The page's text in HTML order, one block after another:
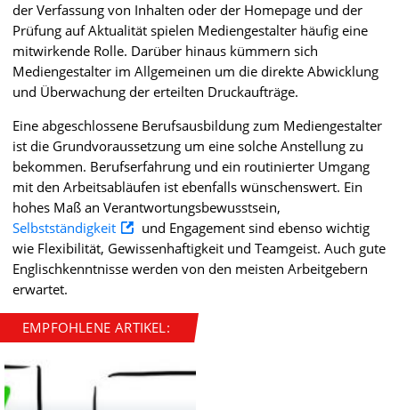
der Verfassung von Inhalten oder der Homepage und der
Prüfung auf Aktualität spielen Mediengestalter häufig eine
mitwirkende Rolle. Darüber hinaus kümmern sich
Mediengestalter im Allgemeinen um die direkte Abwicklung
und Überwachung der erteilten Druckaufträge.
Eine abgeschlossene Berufsausbildung zum Mediengestalter
ist die Grundvoraussetzung um eine solche Anstellung zu
bekommen. Berufserfahrung und ein routinierter Umgang
mit den Arbeitsabläufen ist ebenfalls wünschenswert. Ein
hohes Maß an Verantwortungsbewusstsein,
Selbstständigkeit
und Engagement sind ebenso wichtig
wie Flexibilität, Gewissenhaftigkeit und Teamgeist. Auch gute
Englischkenntnisse werden von den meisten Arbeitgebern
erwartet.
EMPFOHLENE ARTIKEL: